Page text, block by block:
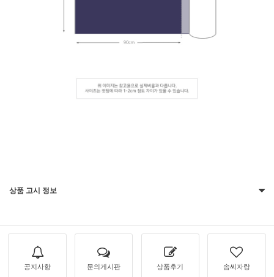
상품 고시 정보
공지사항 문의게시판 상품후기 솜씨자랑